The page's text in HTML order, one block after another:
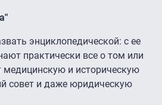
энциклопедической: с ее
практически все о том или
медицинскую и историческую
совет и даже юридическую